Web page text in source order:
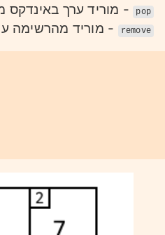
pop - מוריד ערך באינדקס
remove - מוריד מהרשימה